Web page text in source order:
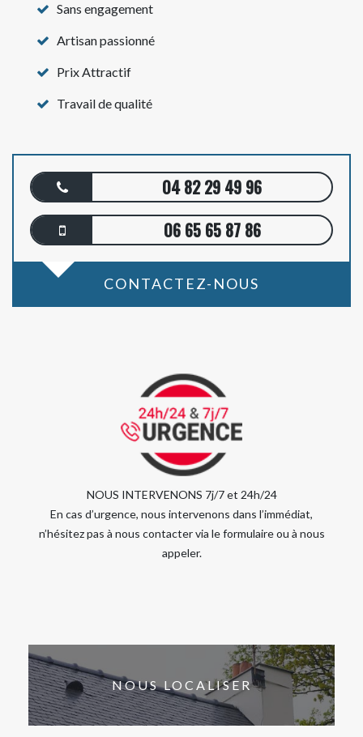
Sans engagement
Artisan passionné
Prix Attractif
Travail de qualité
04 82 29 49 96
06 65 65 87 86
CONTACTEZ-NOUS
NOUS INTERVENONS 7j/7 et 24h/24
En cas d’urgence, nous intervenons dans l’immédiat,
n’hésitez pas à nous contacter via le formulaire ou à nous
appeler.
NOUS LOCALISER